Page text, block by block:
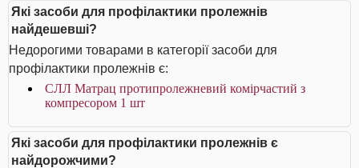
Які засоби для профілактики пролежнів
найдешевші?
Недорогими товарами в категорії засоби для
профілактики пролежнів є:
СЛЛ Матрац протипролежневий комірчастий з
компресором 1 шт
Які засоби для профілактики пролежнів є
найдорожчими?